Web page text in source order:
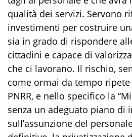
qualità dei servizi. Servono
investimenti per costruire
sia in grado di rispondere
cittadini e capace di
che ci lavorano. Il rischio,
come ormai da tempo ripete
PNRR, e nello specifico la
senza un adeguato piano di
sull’assunzione del